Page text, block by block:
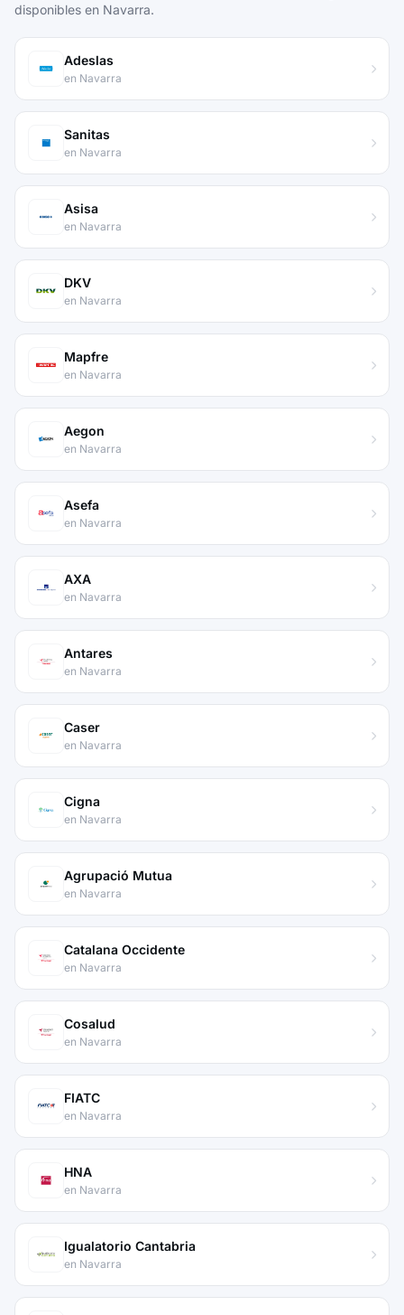
disponibles en Navarra.
Adeslas
en Navarra
Sanitas
en Navarra
Asisa
en Navarra
DKV
en Navarra
Mapfre
en Navarra
Aegon
en Navarra
Asefa
en Navarra
AXA
en Navarra
Antares
en Navarra
Caser
en Navarra
Cigna
en Navarra
Agrupació Mutua
en Navarra
Catalana Occidente
en Navarra
Cosalud
en Navarra
FIATC
en Navarra
HNA
en Navarra
Igualatorio Cantabria
en Navarra